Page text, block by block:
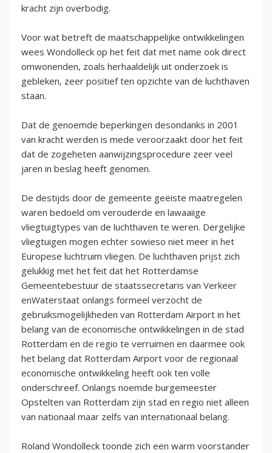
kracht zijn overbodig.
Voor wat betreft de maatschappelijke ontwikkelingen
wees Wondolleck op het feit dat met name ook direct
omwonenden, zoals herhaaldelijk uit onderzoek is
gebleken, zeer positief ten opzichte van de luchthaven
staan.
Dat de genoemde beperkingen desondanks in 2001
van kracht werden is mede veroorzaakt door het feit
dat de zogeheten aanwijzingsprocedure zeer veel
jaren in beslag heeft genomen.
De destijds door de gemeente geëiste maatregelen
waren bedoeld om verouderde en lawaaiige
vliegtuigtypes van de luchthaven te weren. Dergelijke
vliegtuigen mogen echter sowieso niet meer in het
Europese luchtruim vliegen. De luchthaven prijst zich
gelukkig met het feit dat het Rotterdamse
Gemeentebestuur de staatssecretaris van Verkeer
enWaterstaat onlangs formeel verzocht de
gebruiksmogelijkheden van Rotterdam Airport in het
belang van de economische ontwikkelingen in de stad
Rotterdam en de regio te verruimen en daarmee ook
het belang dat Rotterdam Airport voor de regionaal
economische ontwikkeling heeft ook ten volle
onderschreef. Onlangs noemde burgemeester
Opstelten van Rotterdam zijn stad en regio niet alleen
van nationaal maar zelfs van internationaal belang.
Roland Wondolleck toonde zich een warm voorstander